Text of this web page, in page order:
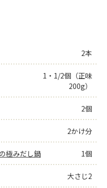
2本
1・1/2個（正味
200g）
2個
2かけ分
極みだし鍋 1個
大さじ2